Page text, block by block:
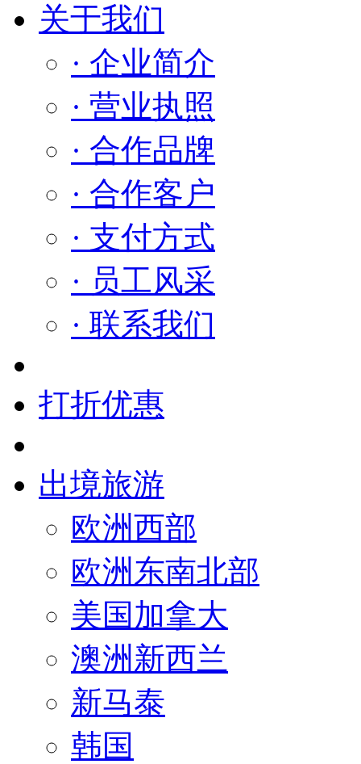
关于我们
· 企业简介
· 营业执照
· 合作品牌
· 合作客户
· 支付方式
· 员工风采
· 联系我们
打折优惠
出境旅游
欧洲西部
欧洲东南北部
美国加拿大
澳洲新西兰
新马泰
韩国